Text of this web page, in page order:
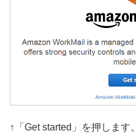
↑「Get started」を押します。